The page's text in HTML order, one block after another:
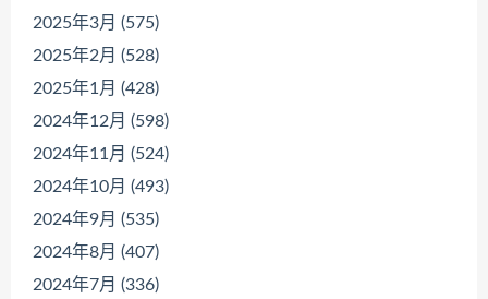
2025年3月 (575)
2025年2月 (528)
2025年1月 (428)
2024年12月 (598)
2024年11月 (524)
2024年10月 (493)
2024年9月 (535)
2024年8月 (407)
2024年7月 (336)